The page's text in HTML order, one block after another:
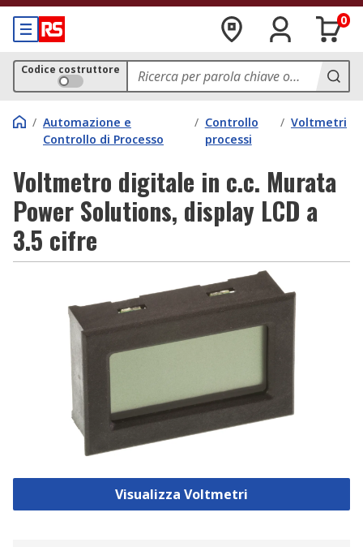
0
Codice costruttore
/ Automazione e
Controllo di Processo
/ Controllo
processi
/ Voltmetri
Voltmetro digitale in c.c. Murata
Power Solutions, display LCD a
3.5 cifre
Visualizza Voltmetri